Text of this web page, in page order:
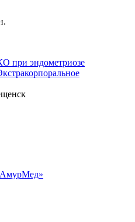
при эндометриозе